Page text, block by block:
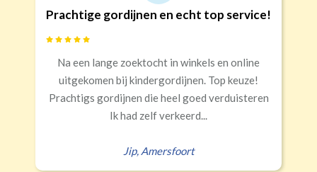
(wave plooi)
Roede
(tunnel)
Half verduisterend Volledige verduisterend
€34,95 per stuk
en echt top service!
in winkels en online
Top keuze!
heel goed verduisteren
Goede kwaliteit
Snelle levering, alles